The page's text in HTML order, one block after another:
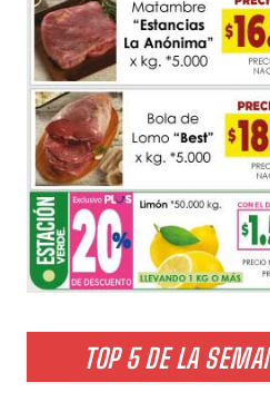
TOP 5 DE LA